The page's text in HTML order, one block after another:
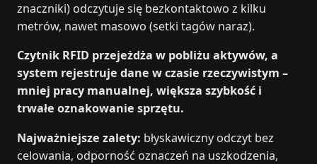
znaczniki) odczytuje się bezkontaktowo z kilku
metrów, nawet masowo (setki tagów naraz).
Czytnik RFID przejeżdża w pobliżu aktywów, a
system rejestruje dane w czasie rzeczywistym –
mniej pracy manualnej, większa szybkość i
trwałe oznakowanie sprzętu.
Najważniejsze zalety: błyskawiczny odczyt bez
celowania, odporność oznaczeń na uszkodzenia,